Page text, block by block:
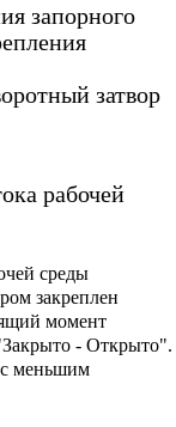
запорного
затвор
рабочей
среды
закреплен
момент
- Открыто".
меньшим